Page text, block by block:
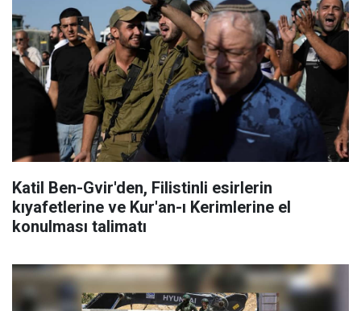
Katil Ben-Gvir'den, Filistinli esirlerin
kıyafetlerine ve Kur'an-ı Kerimlerine el
konulması talimatı